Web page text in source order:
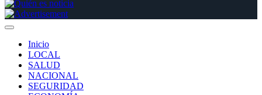
Inicio
LOCAL
SALUD
NACIONAL
SEGURIDAD